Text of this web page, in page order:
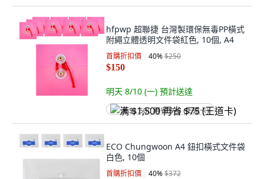
hfpwp 超聯捷 台灣製環保無毒PP橫式
附繩立體透明文件袋紅色, 10個, A4
首購折扣價 40%$250
$150
明天 8/10 (一) 預計送達
满 $1,500 再省 $75 (王道卡)
ECO Chungwoon A4 鈕扣橫式文件袋
白色, 10個
首購折扣價 40%$372